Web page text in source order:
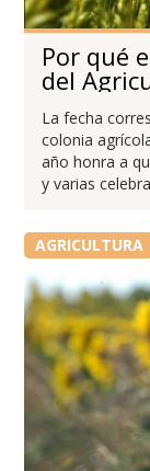
Por qué
del
La fecha
colonia
año honra a
y varias
AGRICULTURA